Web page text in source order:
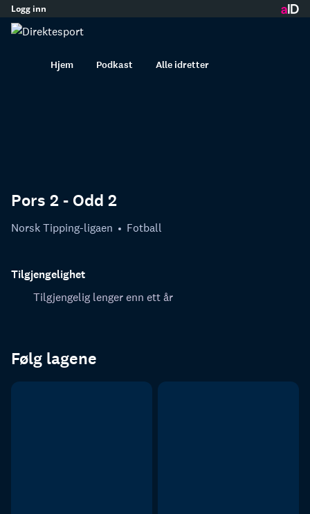
innhold
Logg inn
Hjem Podkast Alle idretter
Pors 2 - Odd 2
Norsk Tipping-ligaen Fotball
Tilgjengelighet
Tilgjengelig lenger enn ett år
Følg lagene